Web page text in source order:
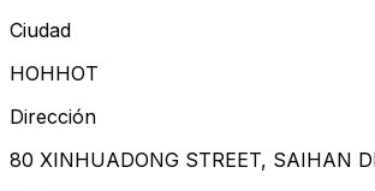
Ciudad
HOHHOT
Dirección
80 XINHUADONG STREET, SAIHAN